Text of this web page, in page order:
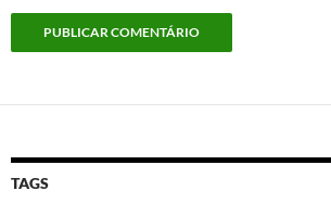
TAGS